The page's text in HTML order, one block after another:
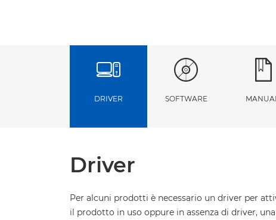
DRIVER SOFTWARE
Driver
Per alcuni prodotti è necessario un driver per
il prodotto in uso oppure in assenza di driver,